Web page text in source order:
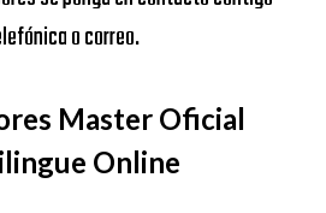
o correo.
Master Oficial
Online